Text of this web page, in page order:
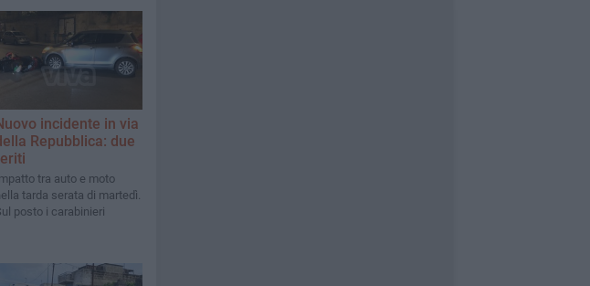
incidente in via
Repubblica: due
tra auto e moto
tarda serata di martedì.
posto i carabinieri